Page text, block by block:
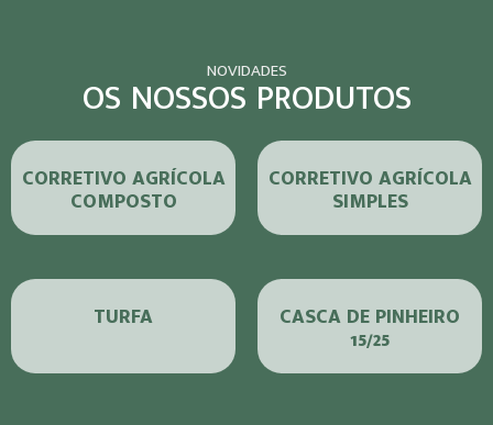
NOVIDADES
OS NOSSOS PRODUTOS
CORRETIVO AGRÍCOLA
COMPOSTO
CORRETIVO AGRÍCOLA
SIMPLES
TURFA CASCA DE PINHEIRO
15/25